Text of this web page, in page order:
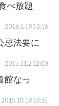
べ放題
2016.1.19 13:16
忌法要に
2015.11.2 12:00
館なっ
2015.10.19 18:35